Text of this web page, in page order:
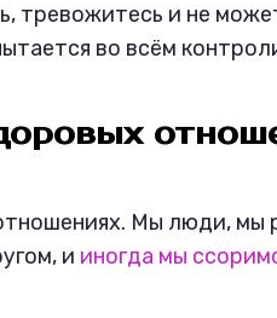
тревожитесь и не
во всём
Мы люди, мы
и иногда мы